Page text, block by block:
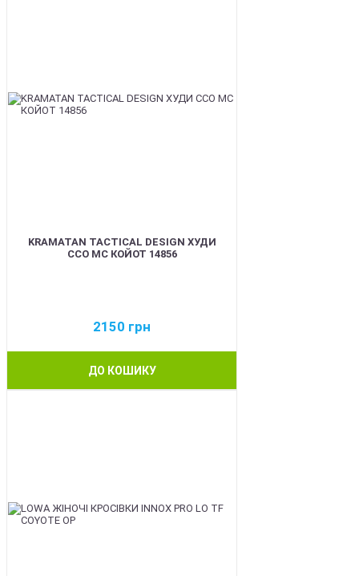
KRAMATAN TACTICAL DESIGN ХУДИ
ССО МС КОЙОТ 14856
2150 грн
ДО КОШИКУ